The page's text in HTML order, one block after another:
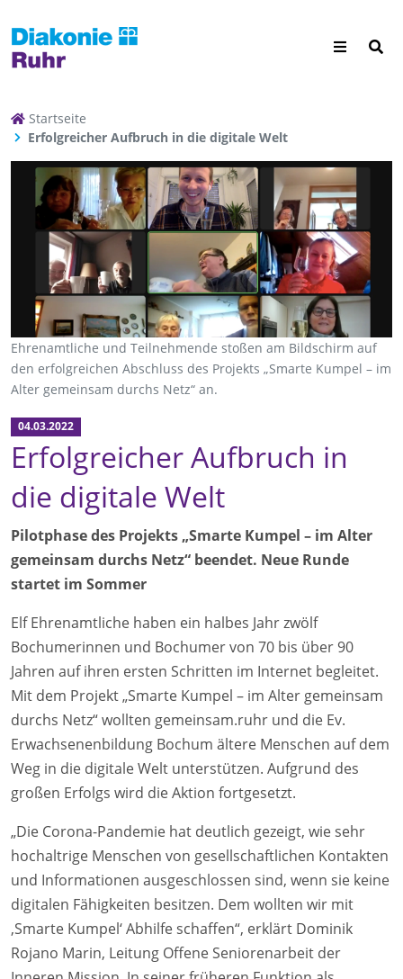
Startseite
Erfolgreicher Aufbruch in die digitale Welt
Ehrenamtliche und Teilnehmende stoßen am Bildschirm auf
den erfolgreichen Abschluss des Projekts „Smarte Kumpel – im
Alter gemeinsam durchs Netz“ an.
04.03.2022
Erfolgreicher Aufbruch in
die digitale Welt
Pilotphase des Projekts „Smarte Kumpel – im Alter
gemeinsam durchs Netz“ beendet. Neue Runde
startet im Sommer
Elf Ehrenamtliche haben ein halbes Jahr zwölf
Bochumerinnen und Bochumer von 70 bis über 90
Jahren auf ihren ersten Schritten im Internet begleitet.
Mit dem Projekt „Smarte Kumpel – im Alter gemeinsam
durchs Netz“ wollten gemeinsam.ruhr und die Ev.
Erwachsenenbildung Bochum ältere Menschen auf dem
Weg in die digitale Welt unterstützen. Aufgrund des
großen Erfolgs wird die Aktion fortgesetzt.
„Die Corona-Pandemie hat deutlich gezeigt, wie sehr
hochaltrige Menschen von gesellschaftlichen Kontakten
und Informationen ausgeschlossen sind, wenn sie keine
digitalen Fähigkeiten besitzen. Dem wollten wir mit
,Smarte Kumpel‘ Abhilfe schaffen“, erklärt Dominik
Rojano Marin, Leitung Offene Seniorenarbeit der